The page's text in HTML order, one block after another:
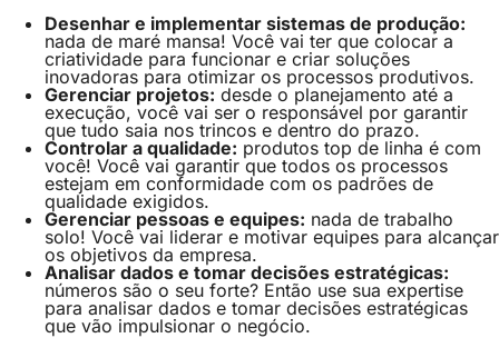
Desenhar e implementar sistemas de produção:
nada de maré mansa! Você vai ter que colocar a
criatividade para funcionar e criar soluções
inovadoras para otimizar os processos produtivos.
Gerenciar projetos: desde o planejamento até a
execução, você vai ser o responsável por garantir
que tudo saia nos trincos e dentro do prazo.
Controlar a qualidade: produtos top de linha é com
você! Você vai garantir que todos os processos
estejam em conformidade com os padrões de
qualidade exigidos.
Gerenciar pessoas e equipes: nada de trabalho
solo! Você vai liderar e motivar equipes para alcançar
os objetivos da empresa.
Analisar dados e tomar decisões estratégicas:
números são o seu forte? Então use sua expertise
para analisar dados e tomar decisões estratégicas
que vão impulsionar o negócio.